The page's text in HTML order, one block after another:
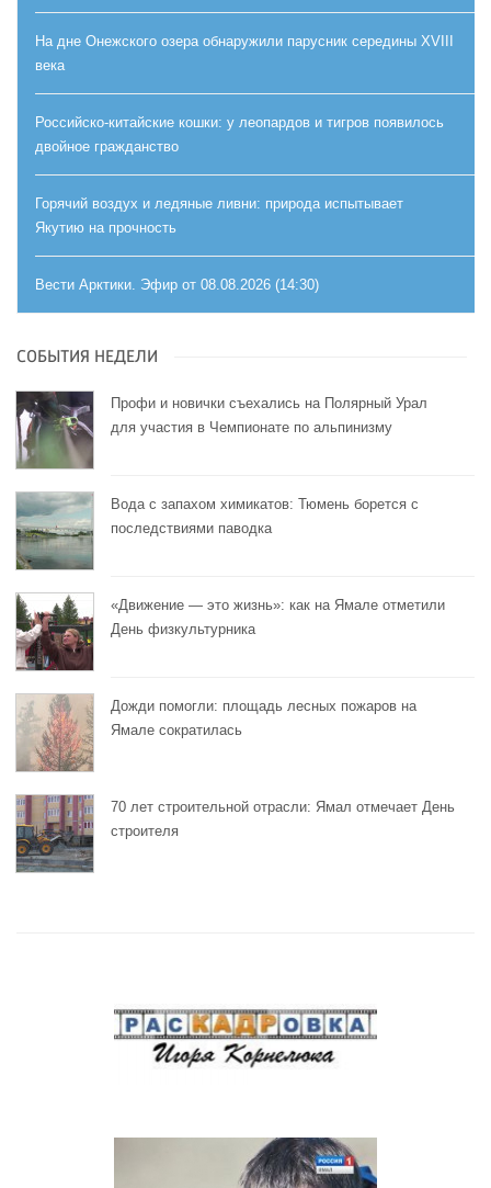
На дне Онежского озера обнаружили парусник середины XVIII
века
Российско-китайские кошки: у леопардов и тигров появилось
двойное гражданство
Горячий воздух и ледяные ливни: природа испытывает
Якутию на прочность
Вести Арктики. Эфир от 08.08.2026 (14:30)
СОБЫТИЯ НЕДЕЛИ
Профи и новички съехались на Полярный Урал
для участия в Чемпионате по альпинизму
Вода с запахом химикатов: Тюмень борется с
последствиями паводка
«Движение — это жизнь»: как на Ямале отметили
День физкультурника
Дожди помогли: площадь лесных пожаров на
Ямале сократилась
70 лет строительной отрасли: Ямал отмечает День
строителя